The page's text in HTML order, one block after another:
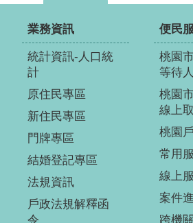
業務資訊
統計資訊-人口統
計
原住民專區
新住民專區
門牌專區
結婚登記專區
法規資訊
戶政法規解釋函
令
便民
桃園
等待
桃園
線上
桃園
常用
線上
案件
跨機